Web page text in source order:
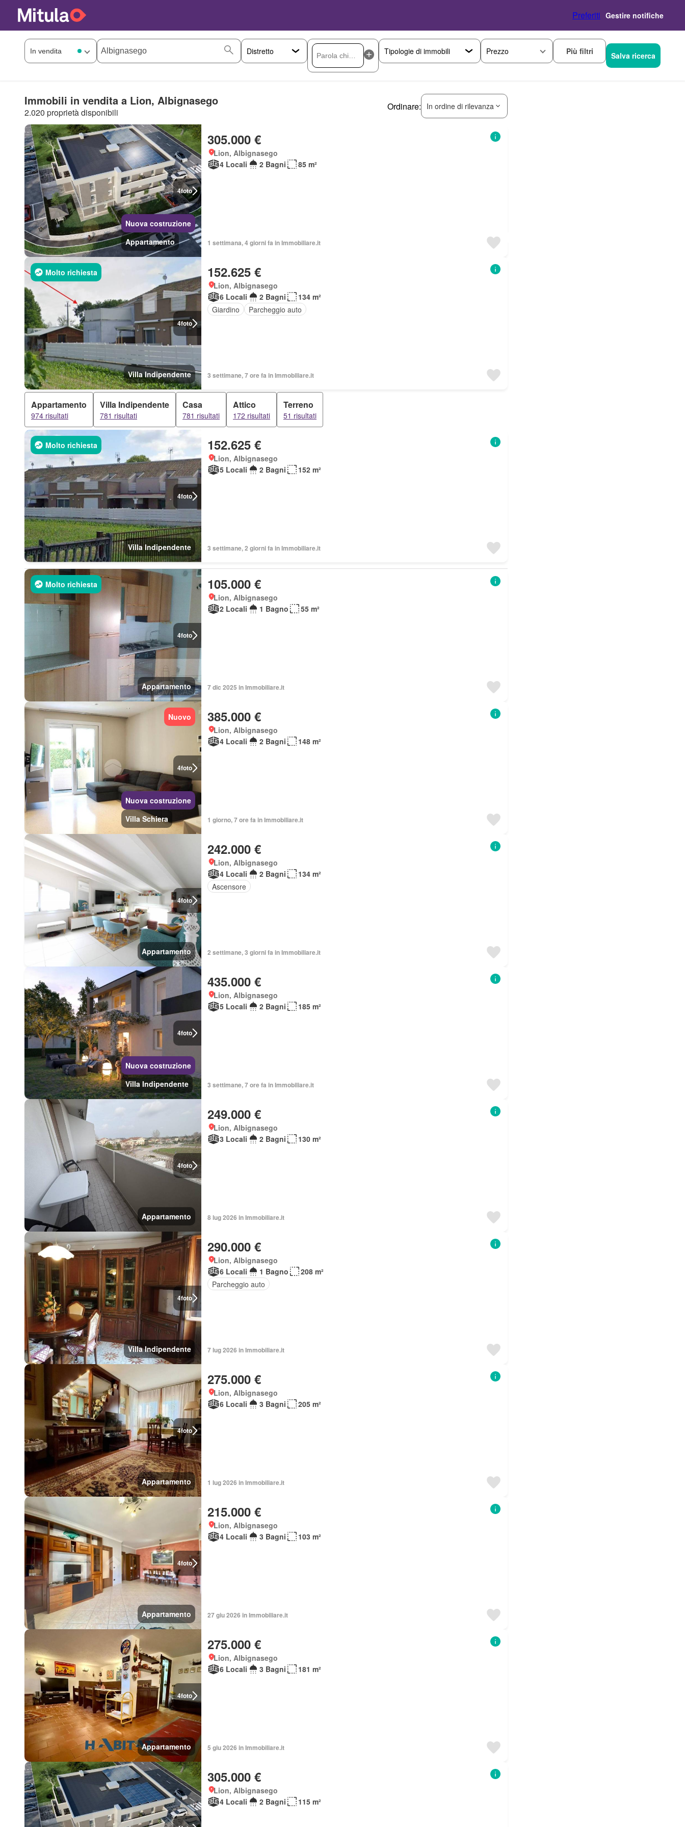
Preferiti Gestire notifiche
Prezzo Più filtri Salva ricerca
Immobili in vendita a Lion, Albignasego
2.020 proprietà disponibili
Ordinare: In ordine di rilevanza
4foto
Nuova costruzione
Appartamento
305.000 €
Lion, Albignasego
4 Locali
2 Bagni 85 m²
1 settimana, 4 giorni fa in Immobiliare.it
4foto
Molto richiesta
Villa Indipendente
152.625 €
Lion, Albignasego
6 Locali
2 Bagni
134 m²
Giardino
Parcheggio auto
3 settimane, 7 ore fa in Immobiliare.it
Appartamento
974 risultati
Villa Indipendente
781 risultati
Casa
781 risultati
Attico
172 risultati
Terreno
51 risultati
4foto
Molto richiesta
Villa Indipendente
152.625 €
Lion, Albignasego
5 Locali
2 Bagni 152 m²
3 settimane, 2 giorni fa in Immobiliare.it
4foto
Molto richiesta
Appartamento
105.000 €
Lion, Albignasego
2 Locali
1 Bagno 55 m²
7 dic 2025 in Immobiliare.it
4foto
Nuovo
Nuova costruzione
Villa Schiera
385.000 €
Lion, Albignasego
4 Locali
2 Bagni 148 m²
1 giorno, 7 ore fa in Immobiliare.it
4foto
Appartamento
242.000 €
Lion, Albignasego
4 Locali
2 Bagni
134 m²
Ascensore
2 settimane, 3 giorni fa in Immobiliare.it
4foto
Nuova costruzione
Villa Indipendente
435.000 €
Lion, Albignasego
5 Locali
2 Bagni 185 m²
3 settimane, 7 ore fa in Immobiliare.it
4foto
Appartamento
249.000 €
Lion, Albignasego
3 Locali
2 Bagni 130 m²
8 lug 2026 in Immobiliare.it
4foto
Villa Indipendente
290.000 €
Lion, Albignasego
6 Locali
1 Bagno
208 m²
Parcheggio auto
7 lug 2026 in Immobiliare.it
4foto
Appartamento
275.000 €
Lion, Albignasego
6 Locali
3 Bagni 205 m²
1 lug 2026 in Immobiliare.it
4foto
Appartamento
215.000 €
Lion, Albignasego
4 Locali
3 Bagni 103 m²
27 giu 2026 in Immobiliare.it
4foto
Appartamento
275.000 €
Lion, Albignasego
6 Locali
3 Bagni 181 m²
5 giu 2026 in Immobiliare.it
305.000 €
Lion, Albignasego
4 Locali
2 Bagni 115 m²